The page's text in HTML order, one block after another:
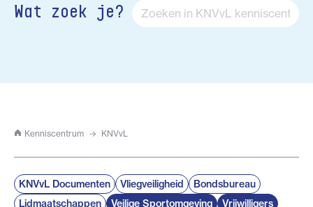
Wat zoek je?
Kenniscentrum KNVvL
KNVvL Documenten Vliegveiligheid
Bondsbureau
Lidmaatschappen
Veilige Sportomgeving
Vrijwilligers